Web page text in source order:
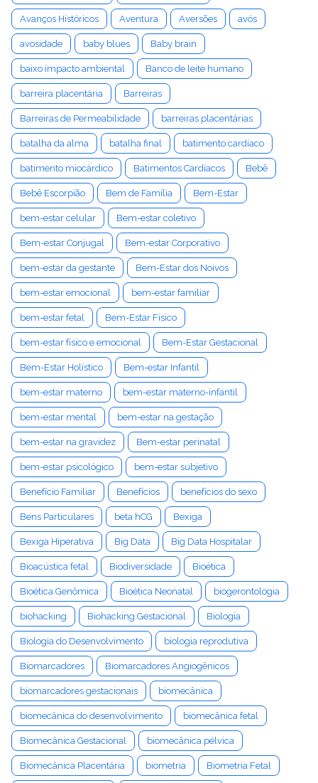
Avanços Históricos Aventura Aversões avós
avosidade baby blues Baby brain
baixo impacto ambiental Banco de leite humano
barreira placentária Barreiras
Barreiras de Permeabilidade barreiras placentárias
batalha da alma batalha final batimento cardíaco
batimento miocárdico Batimentos Cardíacos Bebê
Bebê Escorpião Bem de Família Bem-Estar
bem-estar celular Bem-estar coletivo
Bem-estar Conjugal Bem-estar Corporativo
bem-estar da gestante Bem-Estar dos Noivos
bem-estar emocional bem-estar familiar
bem-estar fetal Bem-Estar Físico
bem-estar físico e emocional Bem-Estar Gestacional
Bem-Estar Holístico Bem-estar Infantil
bem-estar materno bem-estar materno-infantil
bem-estar mental bem-estar na gestação
bem-estar na gravidez Bem-estar perinatal
bem-estar psicológico bem-estar subjetivo
Benefício Familiar Benefícios benefícios do sexo
Bens Particulares beta hCG Bexiga
Bexiga Hiperativa Big Data Big Data Hospitalar
Bioacústica fetal Biodiversidade Bioética
Bioética Genômica Bioética Neonatal biogerontologia
biohacking Biohacking Gestacional Biologia
Biologia do Desenvolvimento biologia reprodutiva
Biomarcadores Biomarcadores Angiogênicos
biomarcadores gestacionais biomecânica
biomecânica do desenvolvimento biomecânica fetal
Biomecânica Gestacional biomecânica pélvica
Biomecânica Placentária biometria Biometria Fetal